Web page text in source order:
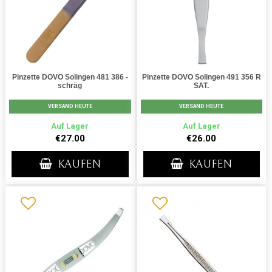
Pinzette DOVO Solingen 481 386 -
schräg
VERSAND HEUTE
Auf Lager
€27.00
KAUFEN
Pinzette DOVO Solingen 491 356 R
SAT.
VERSAND HEUTE
Auf Lager
€26.00
KAUFEN